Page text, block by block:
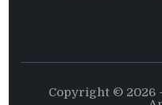
Copyright © 2026